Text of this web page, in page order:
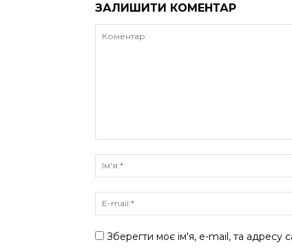
ЗАЛИШИТИ КОМЕНТАР
Зберегти моє ім'я, e-mail, та адресу